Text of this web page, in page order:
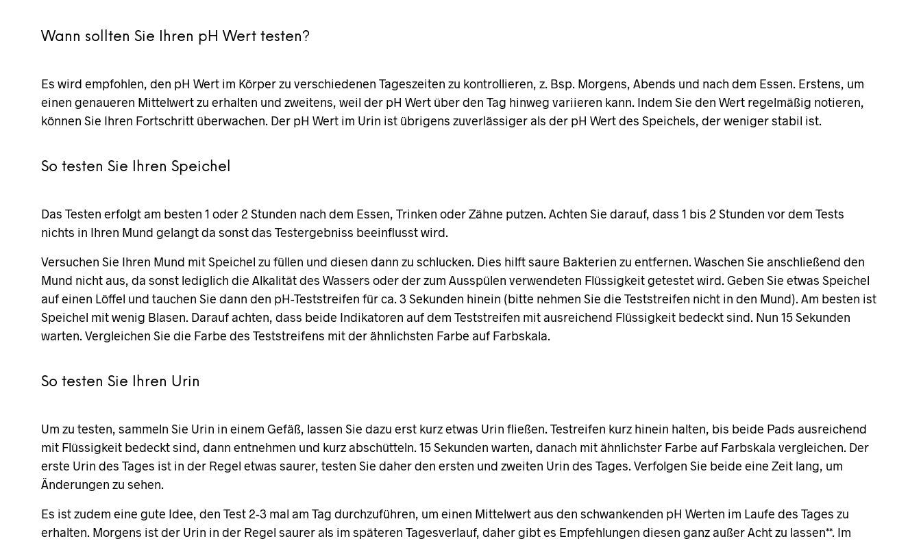
Wann sollten Sie Ihren pH Wert testen?
Es wird empfohlen, den pH Wert im Körper zu verschiedenen Tageszeiten zu kontrollieren, z. Bsp. Morgens, Abends und nach dem Essen. Erstens, um
einen genaueren Mittelwert zu erhalten und zweitens, weil der pH Wert über den Tag hinweg variieren kann. Indem Sie den Wert regelmäßig notieren,
können Sie Ihren Fortschritt überwachen. Der pH Wert im Urin ist übrigens zuverlässiger als der pH Wert des Speichels, der weniger stabil ist.
So testen Sie Ihren Speichel
Das Testen erfolgt am besten 1 oder 2 Stunden nach dem Essen, Trinken oder Zähne putzen. Achten Sie darauf, dass 1 bis 2 Stunden vor dem Tests
nichts in Ihren Mund gelangt da sonst das Testergebniss beeinflusst wird.
Versuchen Sie Ihren Mund mit Speichel zu füllen und diesen dann zu schlucken. Dies hilft saure Bakterien zu entfernen. Waschen Sie anschließend den
Mund nicht aus, da sonst lediglich die Alkalität des Wassers oder der zum Ausspülen verwendeten Flüssigkeit getestet wird. Geben Sie etwas Speichel
auf einen Löffel und tauchen Sie dann den pH-Teststreifen für ca. 3 Sekunden hinein (bitte nehmen Sie die Teststreifen nicht in den Mund). Am besten ist
Speichel mit wenig Blasen. Darauf achten, dass beide Indikatoren auf dem Teststreifen mit ausreichend Flüssigkeit bedeckt sind. Nun 15 Sekunden
warten. Vergleichen Sie die Farbe des Teststreifens mit der ähnlichsten Farbe auf Farbskala.
So testen Sie Ihren Urin
Um zu testen, sammeln Sie Urin in einem Gefäß, lassen Sie dazu erst kurz etwas Urin fließen. Testreifen kurz hinein halten, bis beide Pads ausreichend
mit Flüssigkeit bedeckt sind, dann entnehmen und kurz abschütteln. 15 Sekunden warten, danach mit ähnlichster Farbe auf Farbskala vergleichen. Der
erste Urin des Tages ist in der Regel etwas saurer, testen Sie daher den ersten und zweiten Urin des Tages. Verfolgen Sie beide eine Zeit lang, um
Änderungen zu sehen.
Es ist zudem eine gute Idee, den Test 2-3 mal am Tag durchzuführen, um einen Mittelwert aus den schwankenden pH Werten im Laufe des Tages zu
erhalten. Morgens ist der Urin in der Regel saurer als im späteren Tagesverlauf, daher gibt es Empfehlungen diesen ganz außer Acht zu lassen**. Im